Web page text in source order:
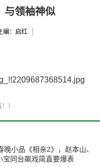
与领袖神似
编：启红
）